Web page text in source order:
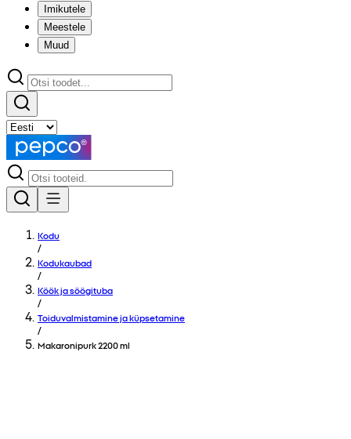
Imikutele
Meestele
Muud
Kodu
/
Kodukaubad
/
Köök ja söögituba
/
Toiduvalmistamine ja küpsetamine
/
Makaronipurk 2200 ml